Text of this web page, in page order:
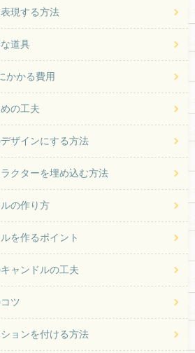
現する方法
道具
かかる費用
の工夫
ザインにする方法
クターを埋め込む方法
の作り方
を作るポイント
ャンドルの工夫
ツ
ョンを付ける方法